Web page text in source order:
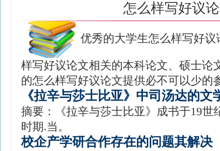
怎么样写好议
优秀的大学生怎么样写好
样写好议论文相关的本科论文、硕士论
的怎么样写好议论文提供必不可以少的
《拉辛与莎士比亚》中司汤达的文
摘要：《拉辛与莎士比亚》成书于19世
时期.当。
校企产学研合作存在的问题其解决